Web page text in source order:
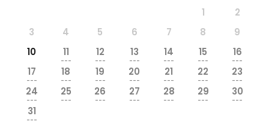
1
2
3
4 5 6 7 8
9
10
11
---
12
---
13
---
14
---
15
---
16
---
17
---
18
---
19
---
20
---
21
---
22
---
23
---
24
---
25
---
26
---
27
---
28
---
29
---
30
---
31
---